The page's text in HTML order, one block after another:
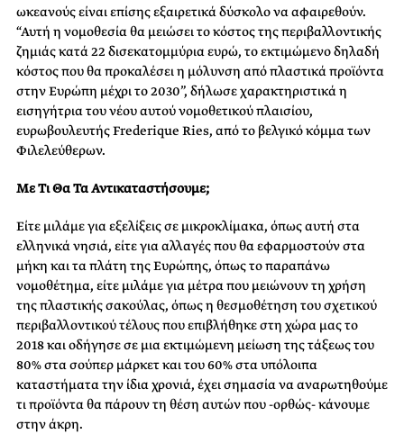
ωκεανούς είναι επίσης εξαιρετικά δύσκολο να αφαιρεθούν.
“Αυτή η νομοθεσία θα μειώσει το κόστος της περιβαλλοντικής
ζημιάς κατά 22 δισεκατομμύρια ευρώ, το εκτιμώμενο δηλαδή
κόστος που θα προκαλέσει η μόλυνση από πλαστικά προϊόντα
στην Ευρώπη μέχρι το 2030”, δήλωσε χαρακτηριστικά η
εισηγήτρια του νέου αυτού νομοθετικού πλαισίου,
ευρωβουλευτής Frederique Ries, από το βελγικό κόμμα των
Φιλελεύθερων.
Με Τι Θα Τα Αντικαταστήσουμε;
Είτε μιλάμε για εξελίξεις σε μικροκλίμακα, όπως αυτή στα
ελληνικά νησιά, είτε για αλλαγές που θα εφαρμοστούν στα
μήκη και τα πλάτη της Ευρώπης, όπως το παραπάνω
νομοθέτημα, είτε μιλάμε για μέτρα που μειώνουν τη χρήση
της πλαστικής σακούλας, όπως η θεσμοθέτηση του σχετικού
περιβαλλοντικού τέλους που επιβλήθηκε στη χώρα μας το
2018 και οδήγησε σε μια εκτιμώμενη μείωση της τάξεως του
80% στα σούπερ μάρκετ και του 60% στα υπόλοιπα
καταστήματα την ίδια χρονιά, έχει σημασία να αναρωτηθούμε
τι προϊόντα θα πάρουν τη θέση αυτών που -ορθώς- κάνουμε
στην άκρη.